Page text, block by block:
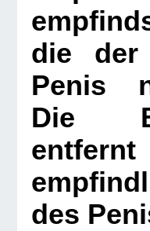
die der
Penis
Die
des